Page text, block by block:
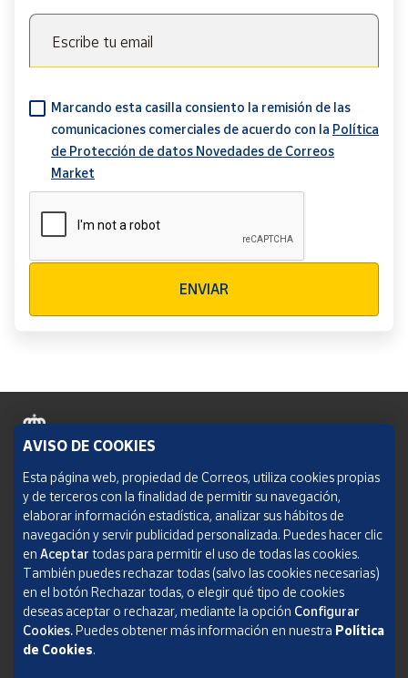
Escribe tu email
Marcando esta casilla consiento la remisión de las
comunicaciones comerciales de acuerdo con la Política
de Protección de datos Novedades de Correos
Market
ENVIAR
Política de cookies
Aviso legal
Condiciones del servicio
Política de Privacidad Web
Informe de transparencia
SOCIEDAD ESTATAL CORREOS Y TELÉGRAFOS, S.A., S.M.E. Todos los derechos
AVISO DE COOKIES
Esta página web, propiedad de Correos, utiliza cookies propias
y de terceros con la finalidad de permitir su navegación,
elaborar información estadística, analizar sus hábitos de
navegación y servir publicidad personalizada. Puedes hacer clic
en Aceptar todas para permitir el uso de todas las cookies.
También puedes rechazar todas (salvo las cookies necesarias)
en el botón Rechazar todas, o elegir qué tipo de cookies
deseas aceptar o rechazar, mediante la opción Configurar
Cookies.Puedes obtener más información en nuestra Política
de Cookies.